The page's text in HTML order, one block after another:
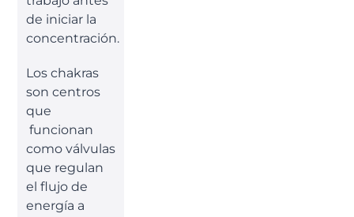
de iniciar la
concentración.
Los chakras
son centros
que
funcionan
como válvulas
que regulan
el flujo de
energía a